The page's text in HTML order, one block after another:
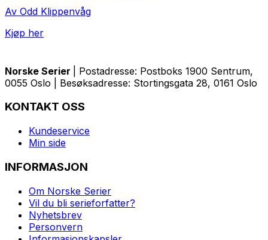
Av Odd Klippenvåg
Kjøp her
Norske Serier
| Postadresse: Postboks 1900 Sentrum,
0055 Oslo | Besøksadresse: Stortingsgata 28, 0161 Oslo
KONTAKT OSS
Kundeservice
Min side
INFORMASJON
Om Norske Serier
Vil du bli serieforfatter?
Nyhetsbrev
Personvern